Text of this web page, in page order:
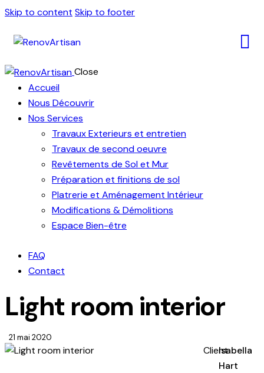
Skip to content Skip to footer
Close
Accueil
Nous Découvrir
Nos Services
Travaux Exterieurs et entretien
Travaux de second oeuvre
Revêtements de Sol et Mur
Préparation et finitions de sol
Platrerie et Aménagement Intérieur
Modifications & Démolitions
Espace Bien-être
FAQ
Contact
Light room interior
21 mai 2020
ClientIsabella
Hart